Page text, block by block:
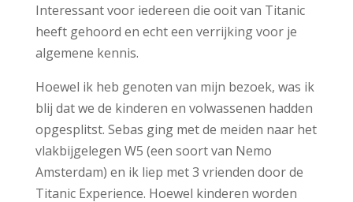
Interessant voor iedereen die ooit van Titanic
heeft gehoord en echt een verrijking voor je
algemene kennis.
Hoewel ik heb genoten van mijn bezoek, was ik
blij dat we de kinderen en volwassenen hadden
opgesplitst. Sebas ging met de meiden naar het
vlakbijgelegen W5 (een soort van Nemo
Amsterdam) en ik liep met 3 vrienden door de
Titanic Experience. Hoewel kinderen worden